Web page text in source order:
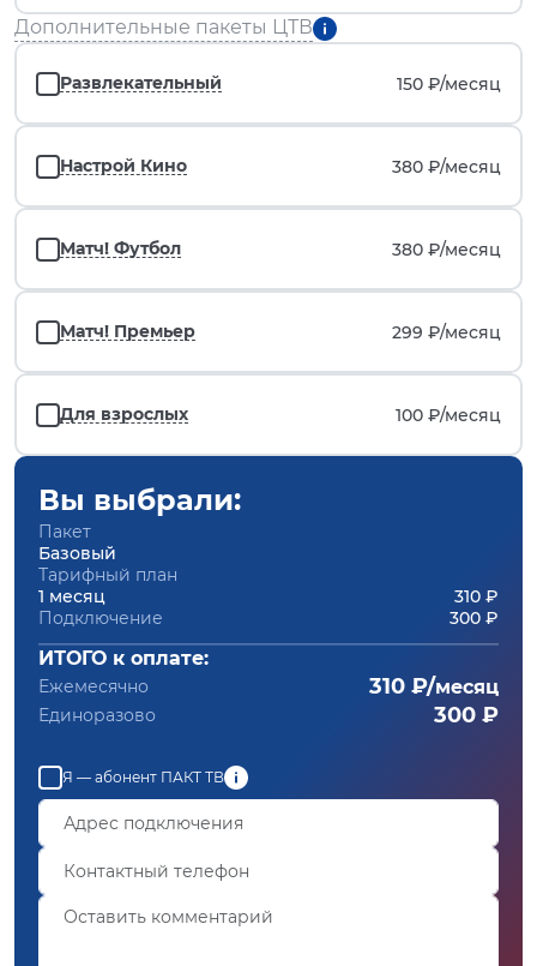
Дополнительные пакеты ЦТВ
Развлекательный 150 ₽/месяц
Настрой Кино 380 ₽/месяц
Матч! Футбол 380 ₽/месяц
Матч! Премьер 299 ₽/месяц
Для взрослых 100 ₽/месяц
Вы выбрали:
Пакет
Базовый
Тарифный план
1 месяц
310 ₽
Подключение
300 ₽
ИТОГО к оплате:
Ежемесячно 310 ₽/месяц
Единоразово 300 ₽
Я — абонент ПАКТ ТВ